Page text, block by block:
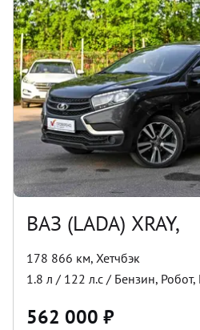
ВАЗ (LADA) XRAY,
178 866 км, Хетчбэк
1.8 л / 122 л.с / Бензин, Робот,
562 000 ₽